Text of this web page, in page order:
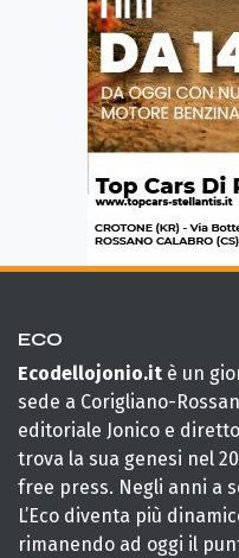
ECO
Ecodellojonio.it è un
sede a Corigliano-
editoriale Jonico e
trova la sua genesi nel
free press. Negli anni a
L’Eco diventa più
rimanendo ad oggi il